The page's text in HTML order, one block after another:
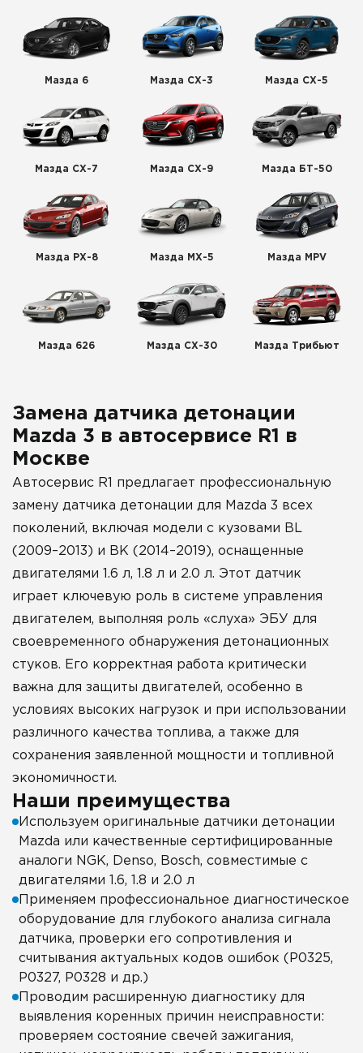
Мазда 6 Мазда СХ-3 Мазда СХ-5
Мазда СХ-7 Мазда СХ-9 Мазда БТ-50
Мазда РХ-8 Мазда МХ-5 Мазда MPV
Мазда 626 Мазда СХ-30 Мазда Трибьют
Замена датчика детонации
Mazda 3 в автосервисе R1 в
Москве
Автосервис R1 предлагает профессиональную
замену датчика детонации для Mazda 3 всех
поколений, включая модели с кузовами BL
(2009–2013) и BK (2014–2019), оснащенные
двигателями 1.6 л, 1.8 л и 2.0 л. Этот датчик
играет ключевую роль в системе управления
двигателем, выполняя роль «слуха» ЭБУ для
своевременного обнаружения детонационных
стуков. Его корректная работа критически
важна для защиты двигателей, особенно в
условиях высоких нагрузок и при использовании
различного качества топлива, а также для
сохранения заявленной мощности и топливной
экономичности.
Наши преимущества
Используем оригинальные датчики детонации
Mazda или качественные сертифицированные
аналоги NGK, Denso, Bosch, совместимые с
двигателями 1.6, 1.8 и 2.0 л
Применяем профессиональное диагностическое
оборудование для глубокого анализа сигнала
датчика, проверки его сопротивления и
считывания актуальных кодов ошибок (P0325,
P0327, P0328 и др.)
Проводим расширенную диагностику для
выявления коренных причин неисправности:
проверяем состояние свечей зажигания,